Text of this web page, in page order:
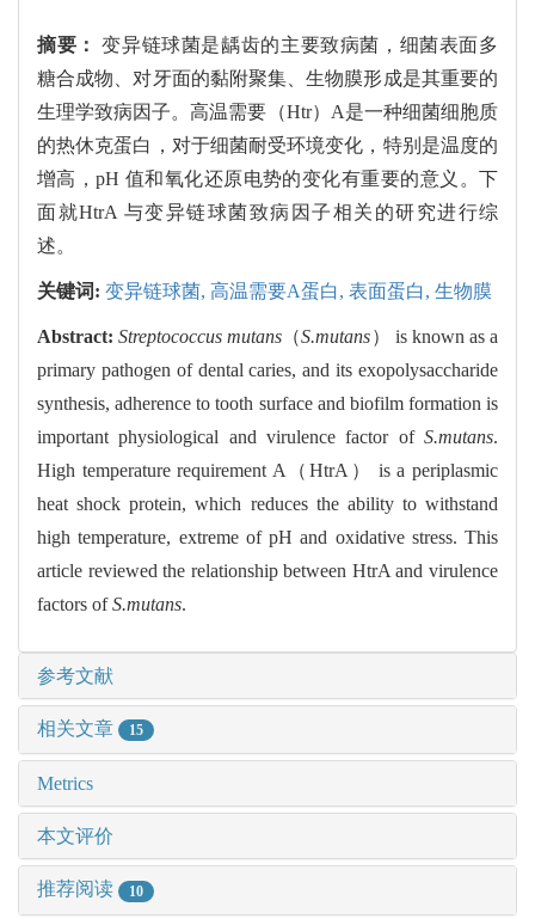
摘要：变异链球菌是龋齿的主要致病菌，细菌表面多
糖合成物、对牙面的黏附聚集、生物膜形成是其重要的
生理学致病因子。高温需要（Htr）A是一种细菌细胞质
的热休克蛋白，对于细菌耐受环境变化，特别是温度的
增高，pH 值和氧化还原电势的变化有重要的意义。下
面就HtrA 与变异链球菌致病因子相关的研究进行综
述。
关键词: 变异链球菌, 高温需要A蛋白, 表面蛋白, 生物膜
Abstract:Streptococcus mutans （S.mutans） is known as a
primary pathogen of dental caries, and its exopolysaccharide
synthesis, adherence to tooth surface and biofilm formation is
important physiological and virulence factor of S.mutans.
High temperature requirement A（HtrA） is a periplasmic
heat shock protein, which reduces the ability to withstand
high temperature, extreme of pH and oxidative stress. This
article reviewed the relationship between HtrA and virulence
factors ofS.mutans.
参考文献
相关文章 15
Metrics
本文评价
推荐阅读 10